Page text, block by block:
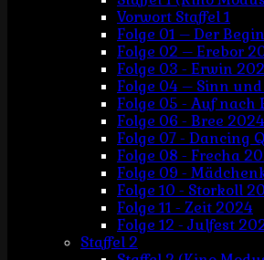
Vorwort Staffel 1
Folge 01 – Der
Folge 02 – Erebor
Folge 03 - Erwin
Folge 04 – Sinn
Folge 05 - Auf nach
Folge 06 - Bree 2024
Folge 07 - Dancing
Folge 08 - Frecha
Folge 09 -
Folge 10 - Storkoll
Folge 11 - Zeit 2024
Folge 12 - Julfest
Staffel 2